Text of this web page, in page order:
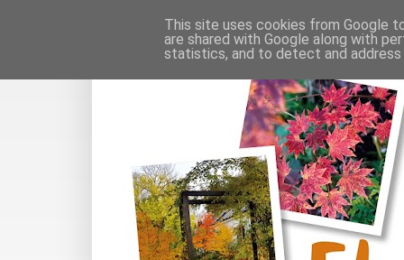
This site uses cookies from Google
are shared with Google along with
statistics, and to detect and address